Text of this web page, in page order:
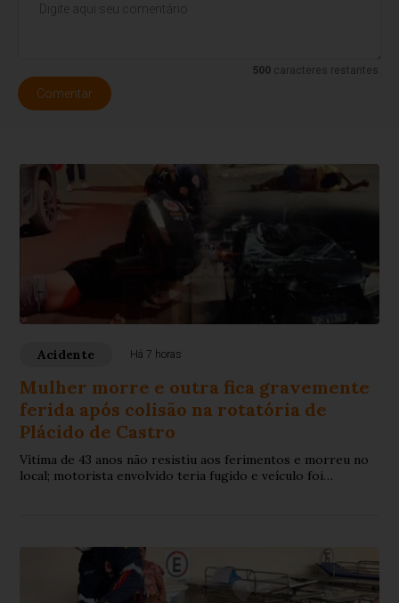
500caracteres restantes.
Comentar
Acidente Há 7 horas
Mulher morre e outra fica gravemente
ferida após colisão na rotatória de
Plácido de Castro
Vítima de 43 anos não resistiu aos ferimentos e morreu no
local; motorista envolvido teria fugido e veículo foi